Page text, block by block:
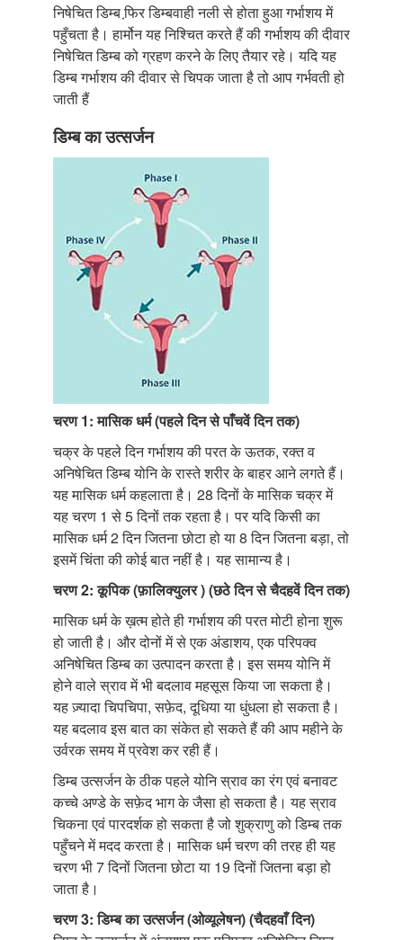
निषेचित डिम्ब फि़र डिम्बवाही नली से होता हुआ गर्भाशय में
पहुँचता है। हार्मोन यह निश्चित करते हैं की गर्भाशय की दीवार
निषेचित डिम्ब को ग्रहण करने के लिए तैयार रहे। यदि यह
डिम्ब गर्भाशय की दीवार से चिपक जाता है तो आप गर्भवती हो
जाती हैं
डिम्ब का उत्सर्जन
चरण 1: मासिक धर्म (पहले दिन से पाँचवें दिन तक)
चक्र के पहले दिन गर्भाशय की परत के ऊतक, रक्त व
अनिषेचित डिम्ब योनि के रास्ते शरीर के बाहर आने लगते हैं।
यह मासिक धर्म कहलाता है। 28 दिनों के मासिक चक्र में
यह चरण 1 से 5 दिनों तक रहता है। पर यदि किसी का
मासिक धर्म 2 दिन जितना छोटा हो या 8 दिन जितना बड़ा, तो
इसमें चिंता की कोई बात नहीं है। यह सामान्य है।
चरण 2: कूपिक (फ़ालिक्युलर ) (छठे दिन से चैदहवें दिन तक)
मासिक धर्म के ख़त्म होते ही गर्भाशय की परत मोटी होना शुरू
हो जाती है। और दोनों में से एक अंडाशय, एक परिपक्व
अनिषेचित डिम्ब का उत्पादन करता है। इस समय योनि में
होने वाले स्राव में भी बदलाव महसूस किया जा सकता है।
यह ज़्यादा चिपचिपा, सफ़ेद, दूधिया या धुंधला हो सकता है।
यह बदलाव इस बात का संकेत हो सकते हैं की आप महीने के
उर्वरक समय में प्रवेश कर रही हैं।
डिम्ब उत्सर्जन के ठीक पहले योनि स्राव का रंग एवं बनावट
कच्चे अण्डे के सफ़ेद भाग के जैसा हो सकता है। यह स्राव
चिकना एवं पारदर्शक हो सकता है जो शुक्राणु को डिम्ब तक
पहुँचने में मदद करता है। मासिक धर्म चरण की तरह ही यह
चरण भी 7 दिनों जितना छोटा या 19 दिनों जितना बड़ा हो
जाता है।
चरण 3: डिम्ब का उत्सर्जन (ओव्यूलेषन) (चैदहवाँ दिन)